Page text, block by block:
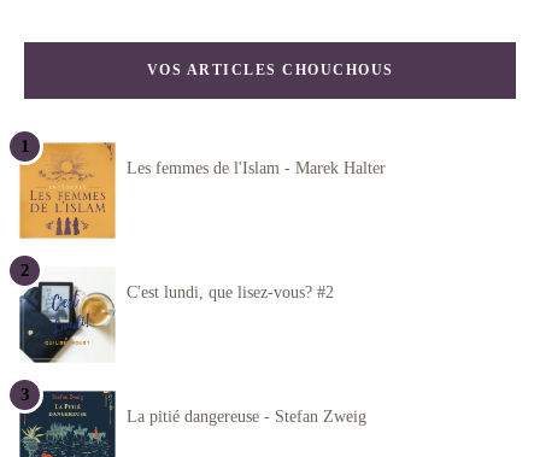
VOS ARTICLES CHOUCHOUS
Les femmes de l'Islam - Marek Halter
C'est lundi, que lisez-vous? #2
La pitié dangereuse - Stefan Zweig